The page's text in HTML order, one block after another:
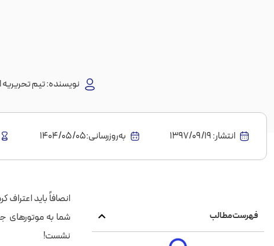
نویسنده:تیم تحریریه
انتشار:1397/09/19 به‌روز‌رسانی:۱۴۰۴/۰۵/۰۵
فهرست مطالب
انصافاً باید
شما به موتورهای
نشست!